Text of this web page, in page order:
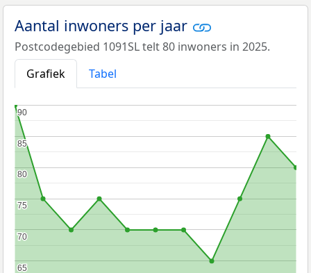
Aantal inwoners per jaar
Postcodegebied 1091SL telt 80 inwoners in 2025.
Grafiek
Tabel
65
65
70
70
75
75
80
80
85
85
90
90